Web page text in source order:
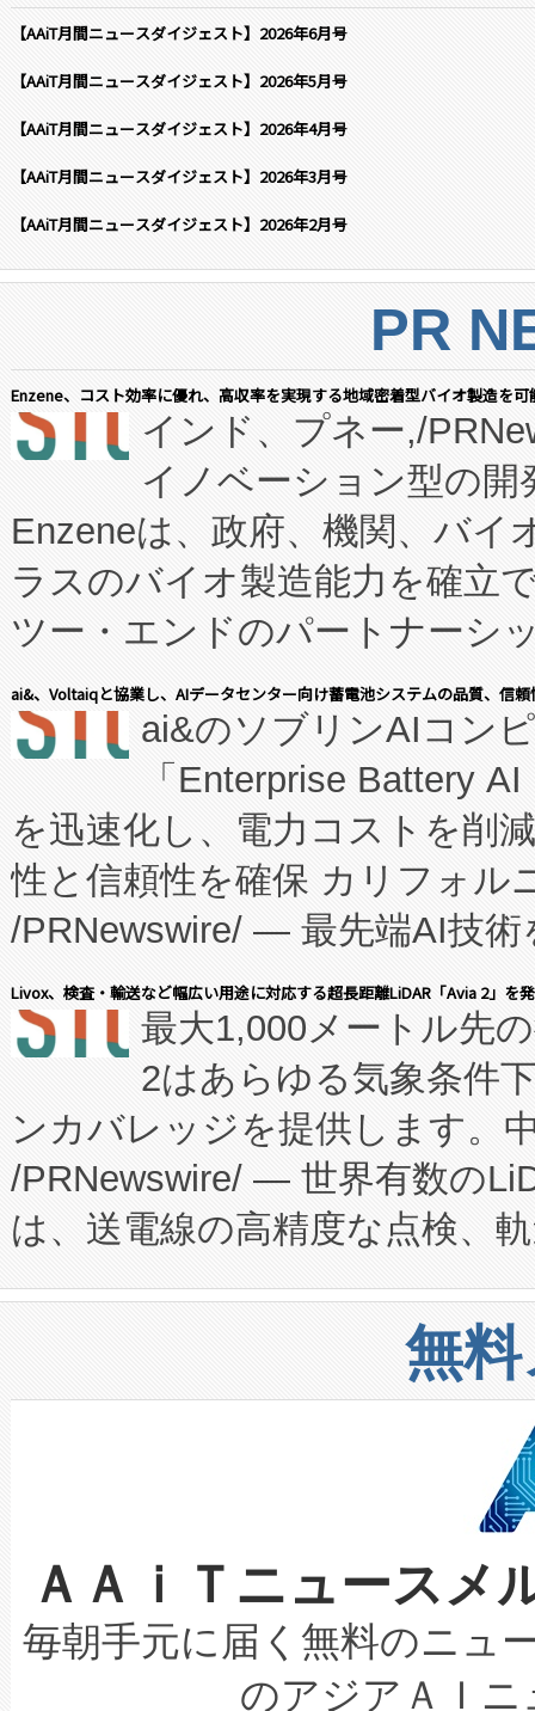
【AAiT月間ニュースダイジェスト】2026年6月号
【AAiT月間ニュースダイジェスト】2026年5月号
【AAiT月間ニュースダイジェスト】2026年4月号
【AAiT月間ニュースダイジェスト】2026年3月号
【AAiT月間ニュースダイジェスト】2026年2月号
PR
Enzene、コスト効率に優れ、高収率を実現する地域密着型バイオ製造を
インド、プネー,/
イノベーション型の
Enzeneは、政府、機関、バイ
ラスのバイオ製造能力を確立
ツー・エンドのパートナーシ
表しました。 同社の実績ある
manufacturing™ (FCCM™) プ
たNeXは、バイオ医薬品製造
従来のフェッドバッチ施設の
に、患者やサプライチェーン
キー方式で拡張性が高く、持
す。FCCM‑を活用した現地生
患者にとっての費用負担を大
のアクセスを大幅に拡大する
Fully-Connected Continuous
プログラムには、施設設計・
に関する技術移転および知的
構造化トレーニングカリキュ
上げおよび商用化段階におけ
設備整備および立ち上げ調整
加組織は、Enzeneのバイオ
選定された製品について、自
取得できる可能性もあります
設には、3億～4億ドルかか
最高経営責任者（CEO）であ
す。「当社のfully-connected
ai&、Voltaiqと協業し、AIデータセンター向け蓄電池システムの品質、信
ai&のソブリンAIコン
「Enterprise Battery
を迅速化し、電力コストを削
性と信頼性を確保 カリフォル
/PRNewswire/ — 最先端AI技術
会社エーアイ・アンド：本社
President原信平）と、エンタ
ードするVoltaiqは、日本にあ
ーエネルギー貯蔵システム（
た。 Voltaiq独自のAI搭載プラ
定、統合、導入、運用に至る
安全性を追跡し、確保する事
増加しているデータセンター
る電力網に大きな負担をかけ
事業者の負担軽減という課題
系統連系を迅速にし、ピーク
限を超えて利用可能な電力容
持できるよう貢献します。こ
ービスレベル契約（SLA）違
テリー性能の劣化によるダウ
Livox、検査・輸送など幅広い用途に対応する超長距離LiDAR「Avia 2」を
最大1,000メートル先
2はあらゆる気象条件
ンカバレッジを提供します。
/PRNewswire/ — 世界有数の
は、送電線の高精度な点検、
や穀物倉庫におけるバルク材
リューション「Avia 2」を発
したAvia 2は、1,000メート
狭視野のFOVを切り替えるこ
ケーブル、枝などの細かな対
なレーザースポットにより、
な環境下でも豊かなディテー
キロメートル範囲を検出
LiDAR for Inspections,
無
ＡＡｉＴニュース
毎朝手元に届く無料のニュ
のアジアＡＩ